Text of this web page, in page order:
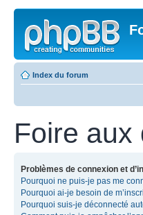
Index du forum
Foire aux
Problèmes de connexion et
Pourquoi ne puis-je pas me
Pourquoi ai-je besoin de
Pourquoi suis-je déconnecté